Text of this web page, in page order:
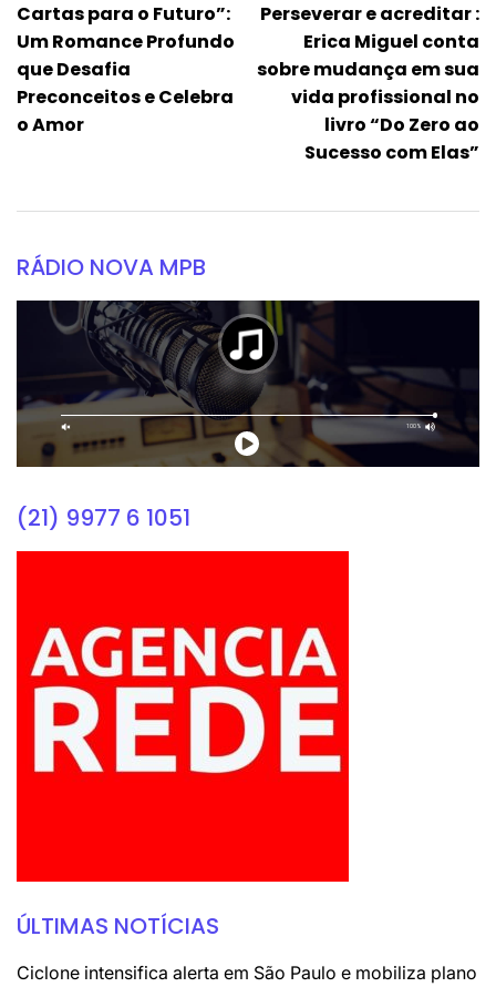
Cartas para o Futuro”:
Um Romance Profundo
que Desafia
Preconceitos e Celebra
o Amor
Perseverar e acreditar :
Erica Miguel conta
sobre mudança em sua
vida profissional no
livro “Do Zero ao
Sucesso com Elas”
RÁDIO NOVA MPB
(21) 9977 6 1051
ÚLTIMAS NOTÍCIAS
Ciclone intensifica alerta em São Paulo e mobiliza plano